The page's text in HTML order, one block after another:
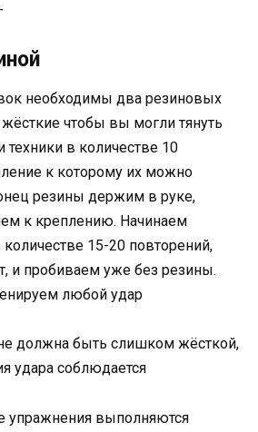
необходимы два резиновых
чтобы вы могли тянуть
техники в количестве 10
к которому их можно
резины держим в руке,
к креплению. Начинаем
15-20 повторений,
и пробиваем уже без резины.
любой удар
должна быть слишком жёсткой,
удара соблюдается
упражнения выполняются